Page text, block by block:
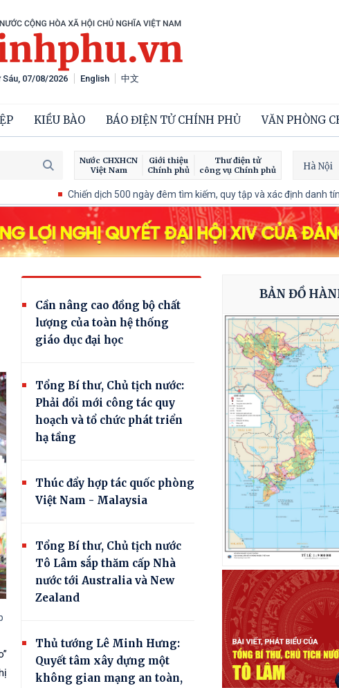
English 中文
KIỀU BÀO BÁO ĐIỆN TỬ CHÍNH PHỦ VĂN PHÒNG
Sáu, 07/08/2026
Nước CHXHCN
Việt Nam
Giới thiệu
Chính phủ
Thư điện tử
công vụ Chính phủ
Hà Nội
Chiến dịch 500 ngày đêm tìm kiếm, quy tập và xác định danh tính hài cốt liệt sĩ
Cần nâng cao đồng bộ chất
lượng của toàn hệ thống
giáo dục đại học
Tổng Bí thư, Chủ tịch nước:
Phải đổi mới công tác quy
hoạch và tổ chức phát triển
hạ tầng
Thúc đẩy hợp tác quốc phòng
Việt Nam - Malaysia
Tổng Bí thư, Chủ tịch nước
Tô Lâm sắp thăm cấp Nhà
nước tới Australia và New
Zealand
Thủ tướng Lê Minh Hưng:
Quyết tâm xây dựng một
không gian mạng an toàn,
BẢN ĐỒ